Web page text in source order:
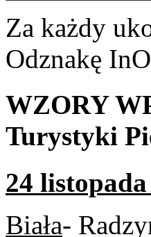
Za każdy
Odznakę
WZORY
Turystyki
24
Biała-